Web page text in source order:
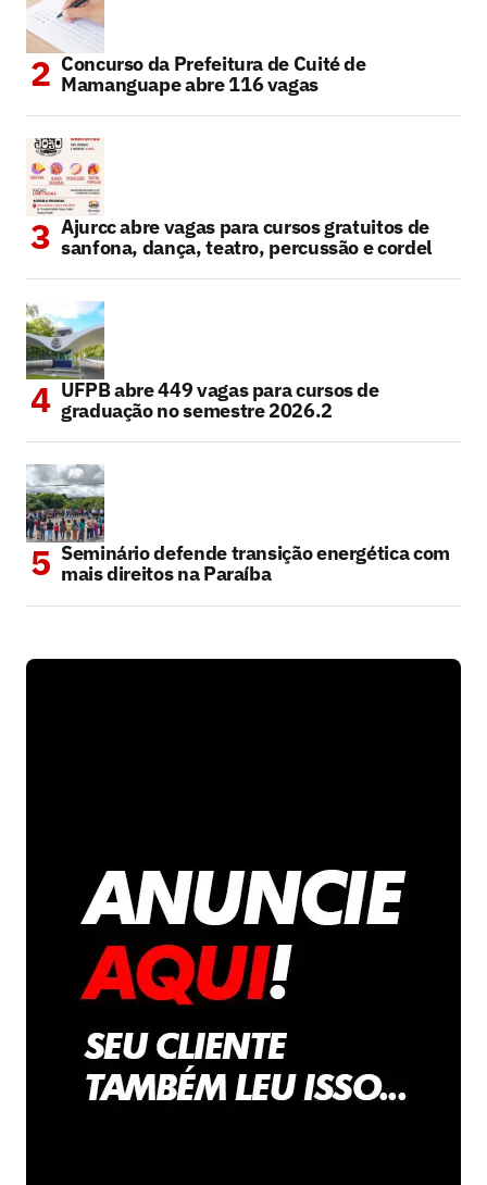
Concurso da Prefeitura de Cuité de
Mamanguape abre 116 vagas
Ajurcc abre vagas para cursos gratuitos de
sanfona, dança, teatro, percussão e cordel
UFPB abre 449 vagas para cursos de
graduação no semestre 2026.2
Seminário defende transição energética com
mais direitos na Paraíba